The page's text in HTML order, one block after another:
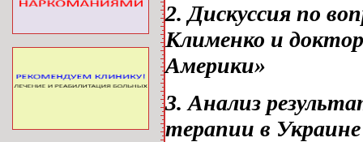
2.Дискуссия по
Клименко и
Америки»
3.Анализ
терапии в Украине